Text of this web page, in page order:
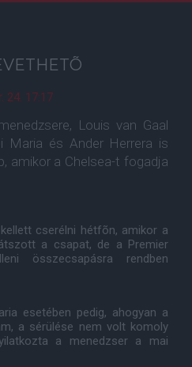
24. 17:17
Louis van Gaal
Maria és Ander Herrera is
amikor a Chelsea-t fogadja
cserélni hétfõn, amikor a
a csapat, de a Premier
összecsapásra rendben
esetében pedig, ahogyan a
a sérülése nem volt komoly
a menedzser a mai